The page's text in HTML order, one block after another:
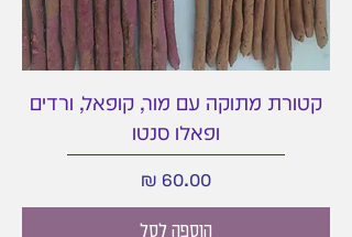
קטורת מתוקה עם מור, קופאל, ורדים
ופאלו סנטו
מחיר
הוספה לסל